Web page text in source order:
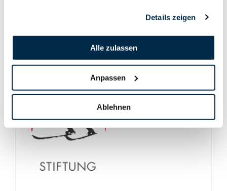
Details zeigen
Alle zulassen
Anpassen
Ablehnen